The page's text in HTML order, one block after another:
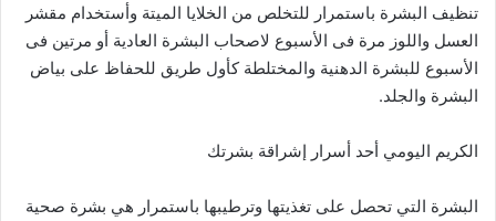
تنظيف البشرة باستمرار للتخلص من الخلايا الميتة وأستخدام مقشر
العسل واللوز مرة فى الأسبوع لاصحاب البشرة العادية أو مرتين فى
الأسبوع للبشرة الدهنية والمختلطة كأول طريق للحفاظ على بياض
البشرة والجلد.
الكريم اليومي أحد أسرار إشراقة بشرتك
البشرة التي تحصل على تغذيتها وترطيبها باستمرار هي بشرة صحية